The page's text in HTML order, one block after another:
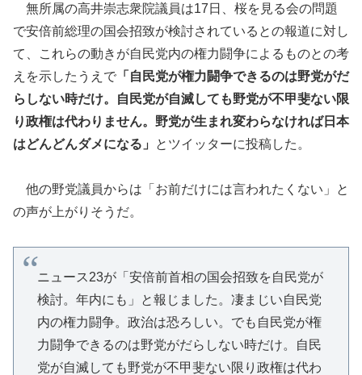
無所属の高井崇志衆院議員は17日、桜を見る会の問題
で安倍前総理の国会招致が検討されているとの報道に対し
て、これらの動きが自民党内の権力闘争によるものとの考
えを示したうえで 「自民党が権力闘争できるのは野党がだ
らしない時だけ。自民党が自滅しても野党が不甲斐ない限
り政権は代わりません。野党が生まれ変わらなければ日本
はどんどんダメになる」
とツイッターに投稿した。
他の野党議員からは「お前だけには言われたくない」と
の声が上がりそうだ。
ニュース23が「安倍前首相の国会招致を自民党が
検討。年内にも」と報じました。凄まじい自民党
内の権力闘争。政治は恐ろしい。でも自民党が権
力闘争できるのは野党がだらしない時だけ。自民
党が自滅しても野党が不甲斐ない限り政権は代わ